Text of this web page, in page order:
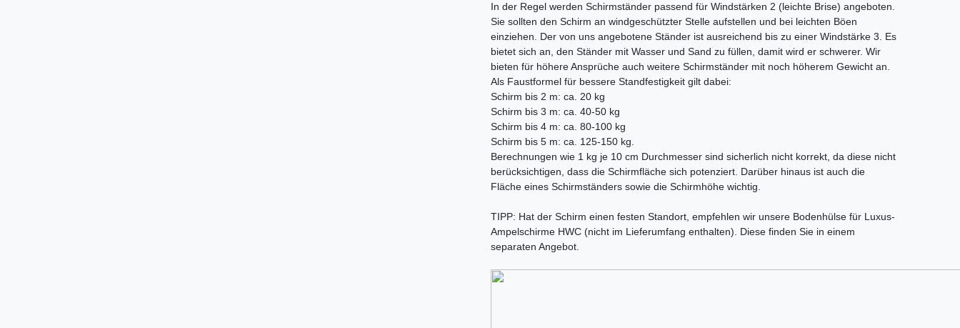
In der Regel werden Schirmständer passend für Windstärken 2 (leichte Brise) angeboten.
Sie sollten den Schirm an windgeschützter Stelle aufstellen und bei leichten Böen
einziehen. Der von uns angebotene Ständer ist ausreichend bis zu einer Windstärke 3. Es
bietet sich an, den Ständer mit Wasser und Sand zu füllen, damit wird er schwerer. Wir
bieten für höhere Ansprüche auch weitere Schirmständer mit noch höherem Gewicht an.
Als Faustformel für bessere Standfestigkeit gilt dabei:
Schirm bis 2 m: ca. 20 kg
Schirm bis 3 m: ca. 40-50 kg
Schirm bis 4 m: ca. 80-100 kg
Schirm bis 5 m: ca. 125-150 kg.
Berechnungen wie 1 kg je 10 cm Durchmesser sind sicherlich nicht korrekt, da diese nicht
berücksichtigen, dass die Schirmfläche sich potenziert. Darüber hinaus ist auch die
Fläche eines Schirmständers sowie die Schirmhöhe wichtig.
TIPP: Hat der Schirm einen festen Standort, empfehlen wir unsere Bodenhülse für Luxus-
Ampelschirme HWC (nicht im Lieferumfang enthalten). Diese finden Sie in einem
separaten Angebot.